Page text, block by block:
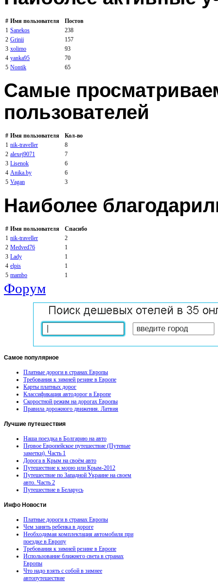
# Имя пользователя
Постов
1 Sanekos
238
2 Grinii
157
3 xolimo
93
4 yanka95
70
5 Nontik 65
Самые
пользователей
# Имя пользователя
Кол-во
1 nik-traveller
8
2 alexej9071
7
3 Lisenok
6
4 Anika.by
6
5 Vagan 3
Наиболее
# Имя пользователя
Спасибо
1 nik-traveller
2
2 Medved76
1
3 Lady
1
4 elpis
1
5 mambo 1
Форум
Самое популярное
Платные дороги в странах Европы
Требования к зимней резине в Европе
Карты платных дорог
Классификация автодорог в Европе
Скоростной режим на дорогах Европы
Правила дорожного движения. Латвия
Лучшие путешествия
Наша поездка в Болгарию на авто
Первое Европейское путешествие (Путевые
заметки). Часть 1
Дорога в Крым на своём авто
Путешествие к морю или Крым-2012
Путешествие по Западной Украине на своем
авто. Часть 2
Путешествие в Беларусь
Инфо Новости
Платные дороги в странах Европы
Чем занять ребенка в дороге
Необходимая комплектация автомобиля при
поездке в Европу
Требования к зимней резине в Европе
Использование ближнего света в странах
Европы
Что надо взять с собой в зимнее
автопутешествие